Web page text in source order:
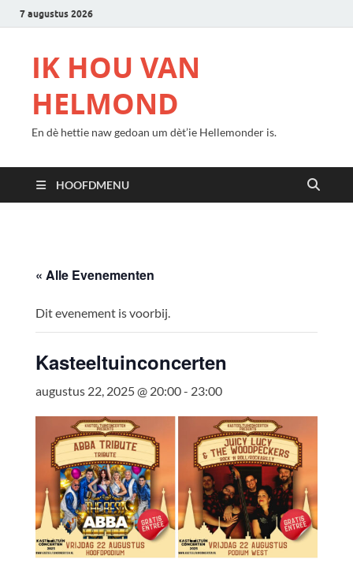
7 augustus 2026
IK HOU VAN
HELMOND
En dè hettie naw gedoan um dèt’ie Hellemonder is.
HOOFDMENU
« Alle Evenementen
Dit evenement is voorbij.
Kasteeltuinconcerten
augustus 22, 2025 @ 20:00- 23:00